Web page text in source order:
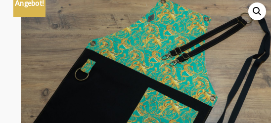
Barista
Bartender / Barman
Kellner
Chefkoch
Somelie
Angebot!